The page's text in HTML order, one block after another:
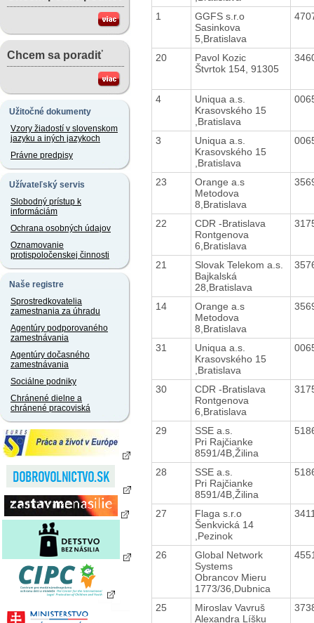
Chcem sa poradiť
Užitočné dokumenty
Vzory žiadostí v slovenskom
jazyku a iných jazykoch
Právne predpisy
Užívateľský servis
Slobodný prístup k
informáciám
Ochrana osobných údajov
Oznamovanie
protispoločenskej činnosti
Naše registre
Sprostredkovatelia
zamestnania za úhradu
Agentúry podporovaného
zamestnávania
Agentúry dočasného
zamestnávania
Sociálne podniky
Chránené dielne a
chránené pracoviská
1
GGFS s.r.o
Sasinkova
5,Bratislava
20
Pavol Kozic
Štvrtok 154, 91305
4
Uniqua a.s.
Krasovského 15
,Bratislava
3
Uniqua a.s.
Krasovského 15
,Bratislava
23
Orange a.s
Metodova
8,Bratislava
22
CDR -Bratislava
Rontgenova
6,Bratislava
21
Slovak Telekom a.s.
Bajkalská
28,Bratislava
14
Orange a.s
Metodova
8,Bratislava
31
Uniqua a.s.
Krasovského 15
,Bratislava
30
CDR -Bratislava
Rontgenova
6,Bratislava
29
SSE a.s.
Pri Rajčianke
8591/4B,Žilina
28
SSE a.s.
Pri Rajčianke
8591/4B,Žilina
27
Flaga s.r.o
Šenkvická 14
,Pezinok
26
Global Network
Systems
Obrancov Mieru
1773/36,Dubnica
25
Miroslav Vavruš
Alexandra Líšku